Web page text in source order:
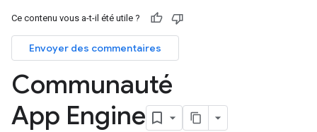
Ce contenu vous a-t-il été utile ?
Envoyer des commentaires
Communauté
App Engine